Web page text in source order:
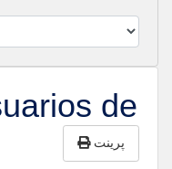
de
پرینت